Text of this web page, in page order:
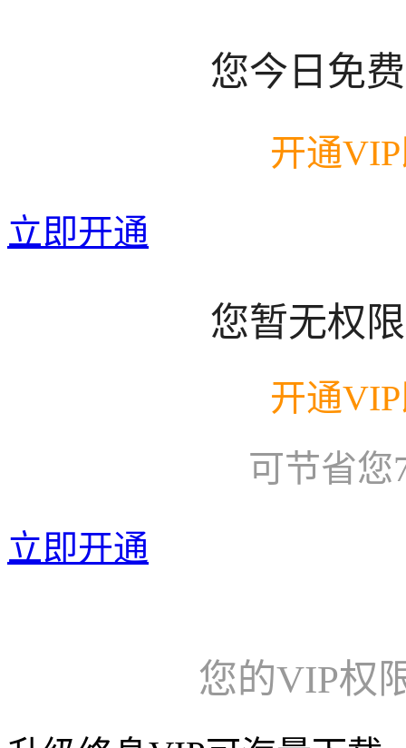
您今日免
开通
立即开通
您暂无权
开通
可节省您
立即开通
您的VIP权